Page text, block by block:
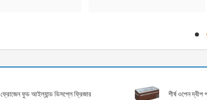
hd
ফ্রোজেন ফুড আইল্যান্ড ডিসপ্লে ফ্রিজার শীর্ষ ওপেন দ্বীপ